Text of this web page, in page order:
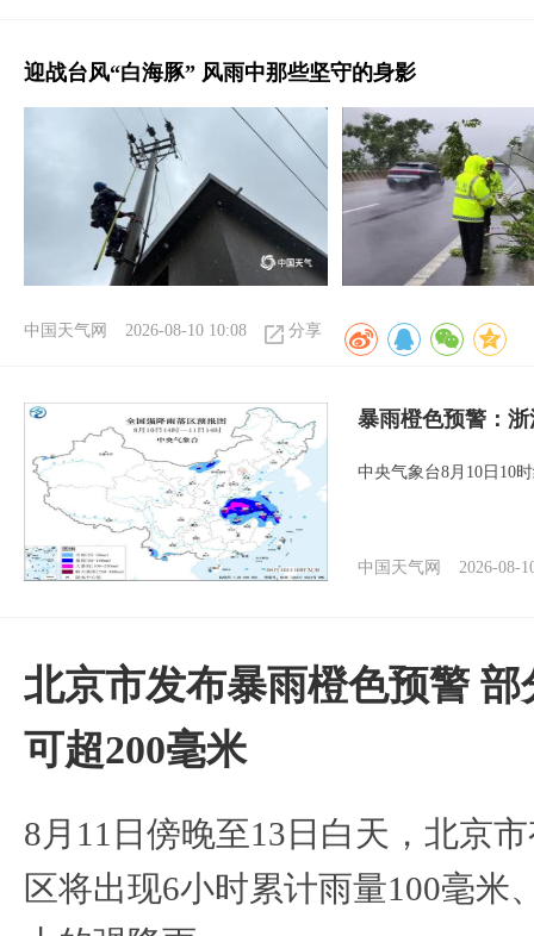
迎战台风“白海豚” 风雨中那些坚守的身影
中国天气网 2026-08-10 10:08 分享
暴雨橙色预警：
中央气象台8月10日10
中国天气网 2026-08-
北京市发布暴雨橙色预警
可超200毫米
8月11日傍晚至13日白天，北京
区将出现6小时累计雨量100毫米